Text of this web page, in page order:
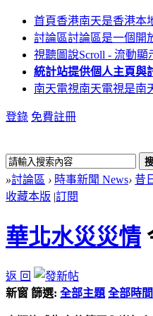
首頁香港南天是香港本
討論區討論區是一個開
視聽圖說Scroll - 流動顯
統計站提供個人主頁與
南天電視南天電視是南
登錄 免費註冊
»討論區 › 時事新聞 News› 昔
收藏本版 |訂閱
華北水災災情
返 回
新窗 篩選: 全部主題 全部時間